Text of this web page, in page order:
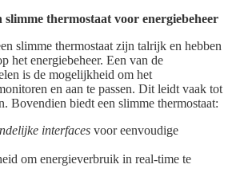
slimme thermostaat voor energiebeheer
slimme thermostaat zijn talrijk en hebben
het energiebeheer. Een van de
is de mogelijkheid om het
en aan te passen. Dit leidt vaak tot
Bovendien biedt een slimme thermostaat:
interfaces voor eenvoudige
om energieverbruik in real-time te